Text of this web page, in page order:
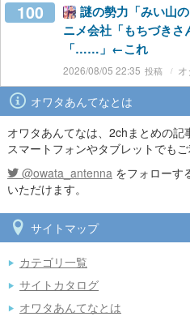
100
謎の勢力「みい山
ニメ会社「もちづき
「……」←これ
2026/08/05 22:35 オ
オワタあんてなとは
オワタあんてなは、2chまとめの記
スマートフォンやタブレットでもご
@owata_antenna をフォローす
いただけます。
サイトマップ
カテゴリ一覧
サイトカタログ
オワタあんてなとは